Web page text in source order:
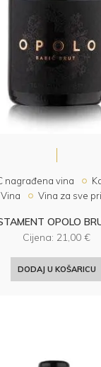
nagrađena vina
Vina
Vina za sve
OPOLO
Cijena: 21,00 €
DODAJ U KOŠARICU